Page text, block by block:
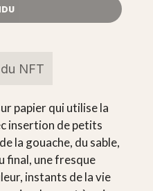
NFT
papier qui utilise la
insertion de petits
la gouache, du sable,
final, une fresque
instants de la vie